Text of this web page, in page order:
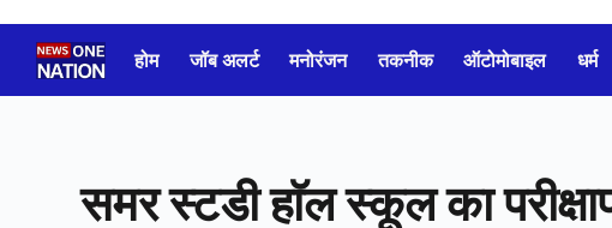
content
होम जॉब अलर्ट मनोरंजन तकनीक ऑटोमोबाइल धर्म
समर स्टडी हाॅल स्कूल का